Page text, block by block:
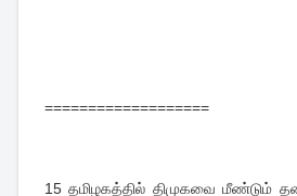
===================
15தமிழகத்தில் திமுகவை மீண்டும்